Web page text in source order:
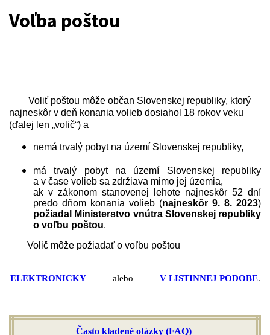
Voľba poštou
Voliť poštou môže občan Slovenskej republiky, ktorý
najneskôr v deň konania volieb dosiahol 18 rokov veku
(ďalej len „volič“) a
nemá trvalý pobyt na území Slovenskej republiky,
má trvalý pobyt na území Slovenskej republiky
a v čase volieb sa zdržiava mimo jej územia,
ak v zákonom stanovenej lehote najneskôr 52 dní
predo dňom konania volieb (najneskôr 9. 8. 2023)
požiadal Ministerstvo vnútra Slovenskej republiky
o voľbu poštou.
Volič môže požiadať o voľbu poštou
ELEKTRONICKY alebo V LISTINNEJ PODOBE.
Často kladené otázky (FAQ)